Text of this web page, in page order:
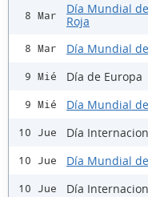
8 Mar
Día Mundial
Roja
8 Mar Día Mundial
9 Mié Día de Europa
9 Mié Día Mundial
10 Jue Día
10 Jue Día Mundial
10 Jue Día